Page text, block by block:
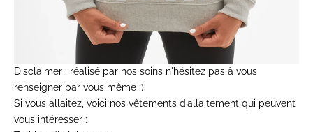
Disclaimer : réalisé par nos soins n'hésitez pas à vous
renseigner par vous même :)
Si vous allaitez, voici nos vêtements d’allaitement qui peuvent
vous intéresser :